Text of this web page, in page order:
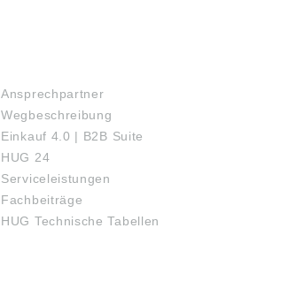
Ansprechpartner
Wegbeschreibung
Einkauf 4.0 | B2B Suite
HUG 24
Serviceleistungen
Fachbeiträge
HUG Technische Tabellen